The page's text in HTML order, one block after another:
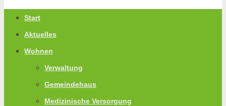
Start
Aktuelles
Wohnen
Verwaltung
Gemeindehaus
Medizinische Versorgung